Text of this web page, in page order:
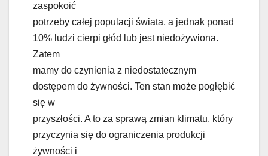
zaspokoić
potrzeby całej populacji świata, a jednak ponad
10% ludzi cierpi głód lub jest niedożywiona.
Zatem
mamy do czynienia z niedostatecznym
dostępem do żywności. Ten stan może pogłębić
się w
przyszłości. A to za sprawą zmian klimatu, który
przyczynia się do ograniczenia produkcji
żywności i